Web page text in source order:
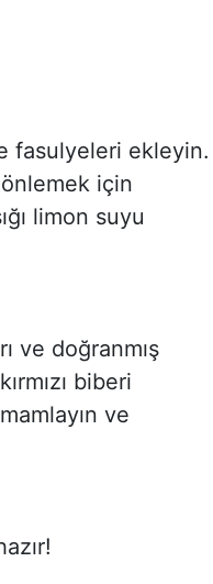
fasulyeleri ekleyin.
önlemek için
limon suyu
ve doğranmış
biberi
ve